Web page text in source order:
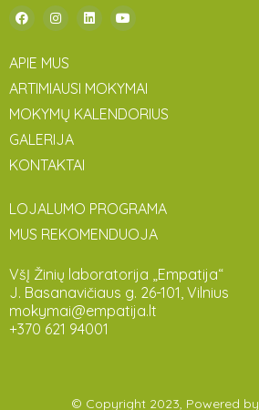
APIE MUS
ARTIMIAUSI MOKYMAI
MOKYMŲ KALENDORIUS
GALERIJA
KONTAKTAI
LOJALUMO PROGRAMA
MUS REKOMENDUOJA
VšĮ Žinių laboratorija „Empatija“
J. Basanavičiaus g. 26-101, Vilnius
mokymai@empatija.lt
+370 621 94001
© Copyright 2023, Powered by